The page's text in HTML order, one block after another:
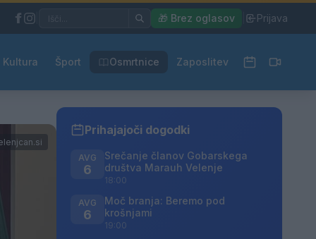
🎁 Brez oglasov Prijava
Kultura Šport Osmrtnice Zaposlitev
Prihajajoči dogodki
AVG
6
Srečanje članov Gobarskega
društva Marauh Velenje
18:00
AVG
6
Moč branja: Beremo pod
krošnjami
19:00